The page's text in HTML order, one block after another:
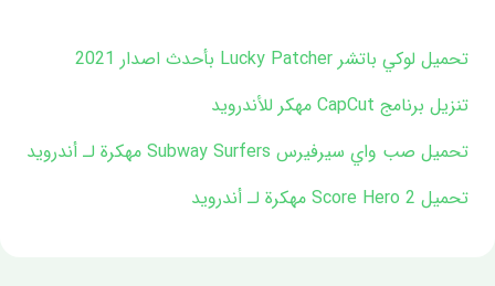
تحميل لوكي باتشر Lucky Patcher بأحدث اصدار 2021
تنزيل برنامج CapCut مهكر للأندرويد
تحميل صب واي سيرفيرس Subway Surfers مهكرة لـ أندرويد
تحميل Score Hero 2 مهكرة لـ أندرويد